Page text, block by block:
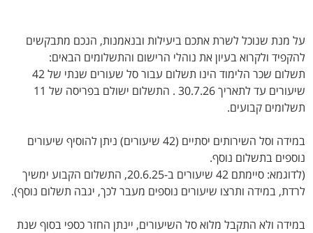
על מנת שנוכל לשרת אתכם ביעילות ובנאמנות, הנכם מתבקשים
להקפיד ולקרוא בעיון את נוהלי הרישום והתשלומים הבאים:
תשלום שכר הלימוד הינו תשלום עבור סל שעורים שנתי של 42
שיעורים עד לתאריך 30.7.26 . התשלום ישולם בפריסה של 11
תשלומים קבועים.
במידה וסל השירותים יסתיים (42 שיעורים) ניתן להוסיף שיעורים
נוספים בתשלום נוסף.
(לדוגמא: סיימתם 42 שיעורים ב-20.6.25, התשלום הקבוע ימשיך
לרדת, במידה ותרצו שיעורים נוספים מעבר לכך, יגבה תשלום נוסף).
במידה ולא התקבל מלוא סל השיעורים, יינתן החזר כספי בסוף שנת